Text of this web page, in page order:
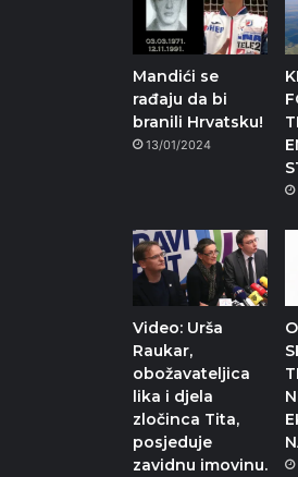
Mandići se
rađaju da bi
branili Hrvatsku!
13/01/2024
Video: Urša
Raukar,
obožavateljica
lika i djela
zločinca Tita,
posjeduje
zavidnu imovinu.